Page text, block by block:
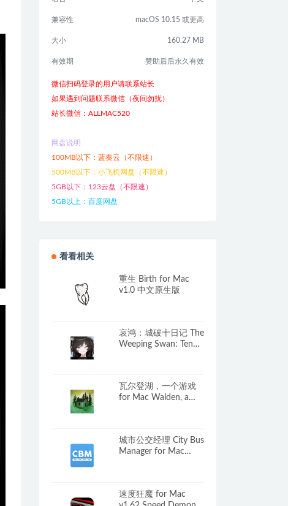
兼容性 macOS 10.15 或更高
大小 160.27 MB
有效期 赞助后后永久有效
微信扫码登录的用户请联系站长
如果遇到问题联系微信（夜间勿扰）
站长微信：ALLMAC520
网盘说明
100MB以下：蓝奏云（不限速）
500MB以下：小飞机网盘（不限速）
5GB以下：123云盘（不限速）
5GB以上：百度网盘
看看相关
重生 Birth for Mac
v1.0 中文原生版
哀鸿：城破十日记 The
Weeping Swan: Ten
瓦尔登湖，一个游戏
for Mac Walden, a
城市公交经理 City Bus
Manager for Mac
速度狂魔 for Mac